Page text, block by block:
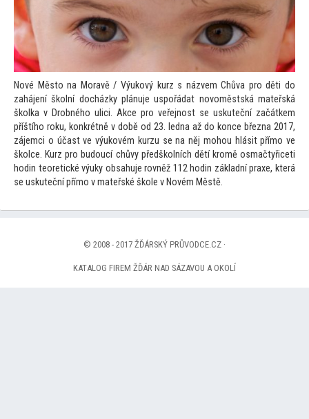
Nové Město na Moravě / Výukový kurz s názvem Chůva pro děti do
zahájení školní docházky plánuje uspořádat novoměstská mateřská
školka v Drobného ulici. Akce pro veřejnost se uskuteční začátkem
příštího roku, konkrétně v době od 23. ledna až do konce března 2017,
zájemci o účast ve výukovém kurzu se na něj mohou hlásit přímo ve
školce. Kurz pro budoucí chůvy předškolních dětí kromě osmačtyřiceti
hodin teoretické výuky obsahuje rovněž 112 hodin základní praxe, která
se uskuteční přímo v mateřské škole v Novém Městě.
© 2008 - 2017 ŽĎÁRSKÝ PRŮVODCE.CZ ·
KATALOG FIREM ŽĎÁR NAD SÁZAVOU A OKOLÍ